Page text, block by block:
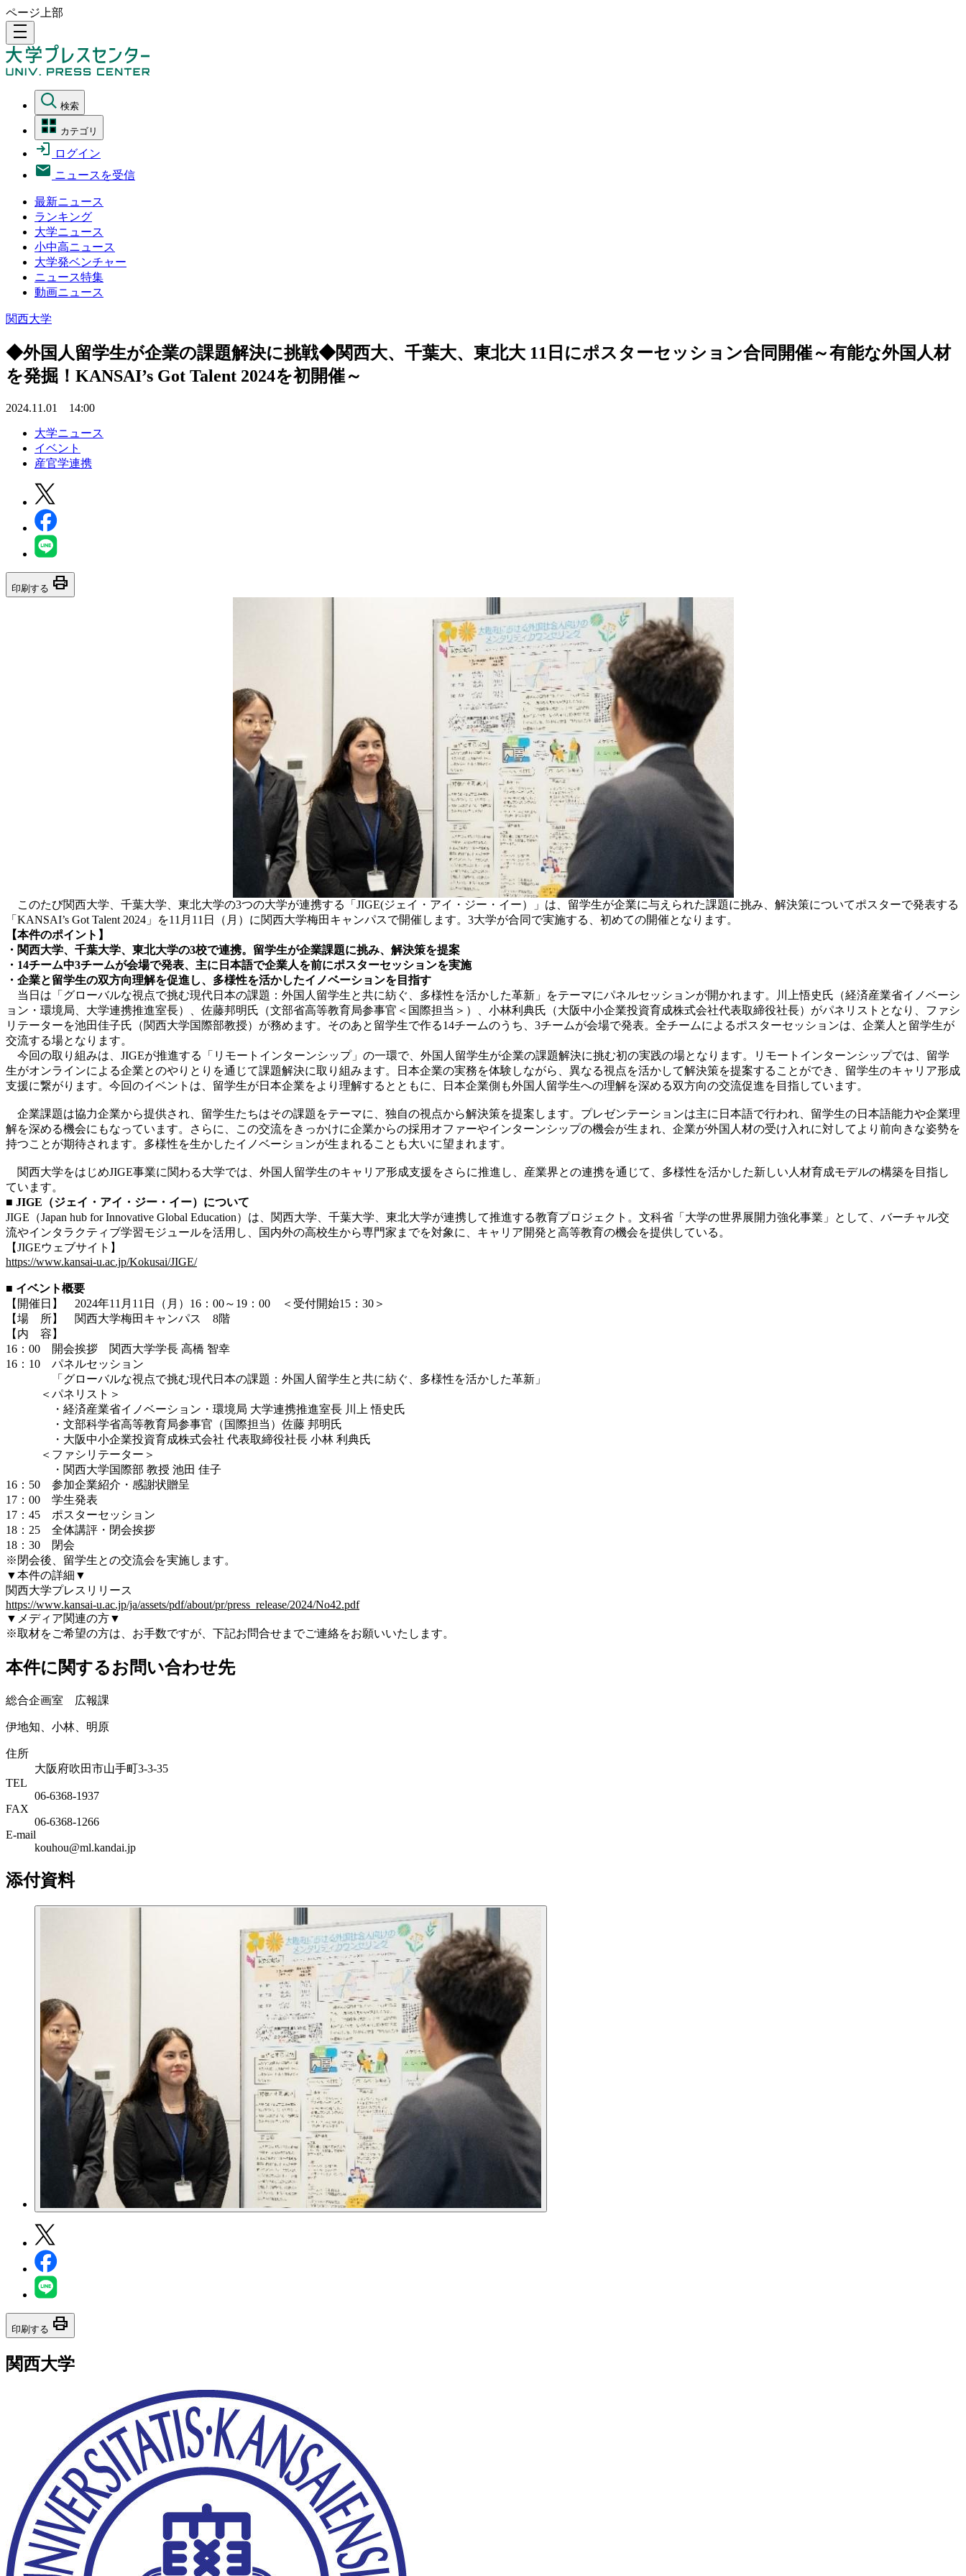
ページ上部
density_medium
検索
カテゴリ
ログイン
ニュースを受信
最新ニュース
ランキング
大学ニュース
小中高ニュース
大学発ベンチャー
ニュース特集
動画ニュース
関西大学
◆外国人留学生が企業の課題解決に挑戦◆関西大、千葉大、東北大 11日にポスターセッション合同開催～有能な外国人材
を発掘！KANSAI’s Got Talent 2024を初開催～
2024.11.01 14:00
大学ニュース
イベント
産官学連携
印刷する print
このたび関西大学、千葉大学、東北大学の3つの大学が連携する「JIGE(ジェイ・アイ・ジー・イー）」は、留学生が企業に与えられた課題に挑み、解決策についてポスターで発表する
「KANSAI’s Got Talent 2024」を11月11日（月）に関西大学梅田キャンパスで開催します。3大学が合同で実施する、初めての開催となります。
【本件のポイント】
・関西大学、千葉大学、東北大学の3校で連携。留学生が企業課題に挑み、解決策を提案
・14チーム中3チームが会場で発表、主に日本語で企業人を前にポスターセッションを実施
・企業と留学生の双方向理解を促進し、多様性を活かしたイノベーションを目指す
当日は「グローバルな視点で挑む現代日本の課題：外国人留学生と共に紡ぐ、多様性を活かした革新」をテーマにパネルセッションが開かれます。川上悟史氏（経済産業省イノベーシ
ョン・環境局、大学連携推進室長）、佐藤邦明氏（文部省高等教育局参事官＜国際担当＞）、小林利典氏（大阪中小企業投資育成株式会社代表取締役社長）がパネリストとなり、ファシ
リテーターを池田佳子氏（関西大学国際部教授）が務めます。そのあと留学生で作る14チームのうち、3チームが会場で発表。全チームによるポスターセッションは、企業人と留学生が
交流する場となります。
今回の取り組みは、JIGEが推進する「リモートインターンシップ」の一環で、外国人留学生が企業の課題解決に挑む初の実践の場となります。リモートインターンシップでは、留学
生がオンラインによる企業とのやりとりを通じて課題解決に取り組みます。日本企業の実務を体験しながら、異なる視点を活かして解決策を提案することができ、留学生のキャリア形成
支援に繋がります。今回のイベントは、留学生が日本企業をより理解するとともに、日本企業側も外国人留学生への理解を深める双方向の交流促進を目指しています。
企業課題は協力企業から提供され、留学生たちはその課題をテーマに、独自の視点から解決策を提案します。プレゼンテーションは主に日本語で行われ、留学生の日本語能力や企業理
解を深める機会にもなっています。さらに、この交流をきっかけに企業からの採用オファーやインターンシップの機会が生まれ、企業が外国人材の受け入れに対してより前向きな姿勢を
持つことが期待されます。多様性を生かしたイノベーションが生まれることも大いに望まれます。
関西大学をはじめJIGE事業に関わる大学では、外国人留学生のキャリア形成支援をさらに推進し、産業界との連携を通じて、多様性を活かした新しい人材育成モデルの構築を目指し
ています。
■ JIGE（ジェイ・アイ・ジー・イー）について
JIGE（Japan hub for Innovative Global Education）は、関西大学、千葉大学、東北大学が連携して推進する教育プロジェクト。文科省「大学の世界展開力強化事業」として、バーチャル交
流やインタラクティブ学習モジュールを活用し、国内外の高校生から専門家までを対象に、キャリア開発と高等教育の機会を提供している。
【JIGEウェブサイト】
https://www.kansai-u.ac.jp/Kokusai/JIGE/
■ イベント概要
【開催日】 2024年11月11日（月）16：00～19：00 ＜受付開始15：30＞
【場 所】 関西大学梅田キャンパス 8階
【内 容】
16：00 開会挨拶 関西大学学長 高橋 智幸
16：10 パネルセッション
「グローバルな視点で挑む現代日本の課題：外国人留学生と共に紡ぐ、多様性を活かした革新」
＜パネリスト＞
・経済産業省イノベーション・環境局 大学連携推進室長 川上 悟史氏
・文部科学省高等教育局参事官（国際担当）佐藤 邦明氏
・大阪中小企業投資育成株式会社 代表取締役社長 小林 利典氏
＜ファシリテーター＞
・関西大学国際部 教授 池田 佳子
16：50 参加企業紹介・感謝状贈呈
17：00 学生発表
17：45 ポスターセッション
18：25 全体講評・閉会挨拶
18：30 閉会
※閉会後、留学生との交流会を実施します。
▼本件の詳細▼
関西大学プレスリリース
https://www.kansai-u.ac.jp/ja/assets/pdf/about/pr/press_release/2024/No42.pdf
▼メディア関連の方▼
※取材をご希望の方は、お手数ですが、下記お問合せまでご連絡をお願いいたします。
本件に関するお問い合わせ先
総合企画室 広報課
伊地知、小林、明原
住所
大阪府吹田市山手町3-3-35
TEL
06-6368-1937
FAX
06-6368-1266
E-mail
kouhou@ml.kandai.jp
添付資料
印刷する print
関西大学